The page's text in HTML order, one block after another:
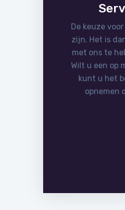
De keuze
zijn. Het is
met ons te
Wilt u een op
kunt u het
opnemen